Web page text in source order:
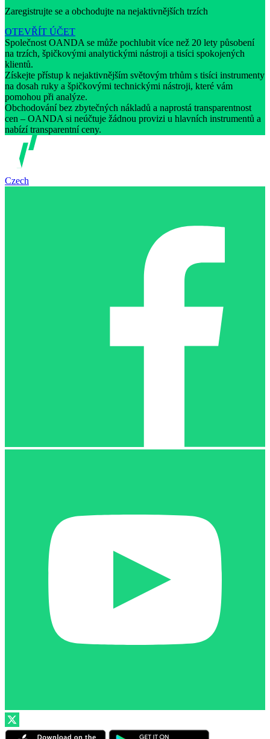
Zaregistrujte se a obchodujte na nejaktivnějších trzích
OTEVŘÍT ÚČET
Společnost OANDA se může pochlubit více než 20 lety působení
na trzích, špičkovými analytickými nástroji a tisíci spokojených
klientů.
Získejte přístup k nejaktivnějším světovým trhům s tisíci instrumenty
na dosah ruky a špičkovými technickými nástroji, které vám
pomohou při analýze.
Obchodování bez zbytečných nákladů a naprostá transparentnost
cen – OANDA si neúčtuje žádnou provizi u hlavních instrumentů a
nabízí transparentní ceny.
Czech